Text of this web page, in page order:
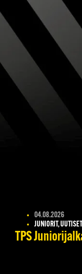
04.08.2026
JUNIORIT, UUTISET
TPS